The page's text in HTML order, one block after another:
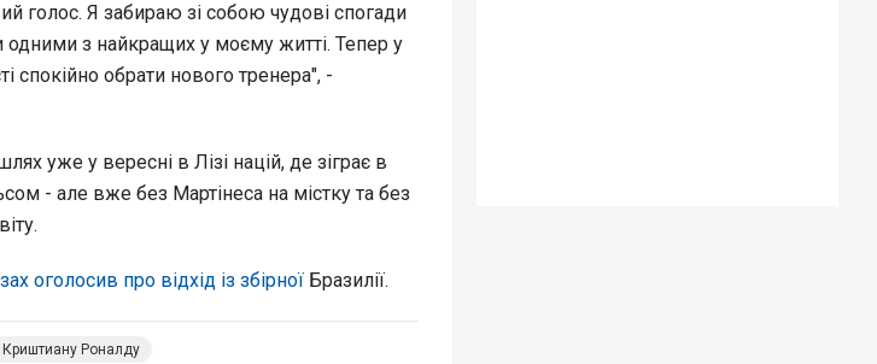
голос. Я забираю зі собою чудові спогади
з найкращих у моєму житті. Тепер у
спокійно обрати нового тренера", -
уже у вересні в Лізі націй, де зіграє в
- але вже без Мартінеса на містку та без
оголосив про відхід із збірної Бразилії.
Криштиану Роналду